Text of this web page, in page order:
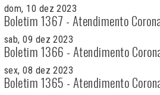
dom, 10 dez 2023
Boletim 1367 - Atendimento
sab, 09 dez 2023
Boletim 1366 - Atendimento
sex, 08 dez 2023
Boletim 1365 - Atendimento